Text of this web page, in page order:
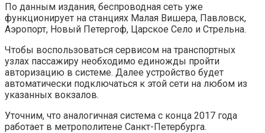
По данным издания, беспроводная сеть уже
функционирует на станциях Малая Вишера, Павловск,
Аэропорт, Новый Петергоф, Царское Село и Стрельна.
Чтобы воспользоваться сервисом на транспортных
узлах пассажиру необходимо единожды пройти
авторизацию в системе. Далее устройство будет
автоматически подключаться к этой сети на любом из
указанных вокзалов.
Уточним, что аналогичная система с конца 2017 года
работает в метрополитене Санкт-Петербурга.